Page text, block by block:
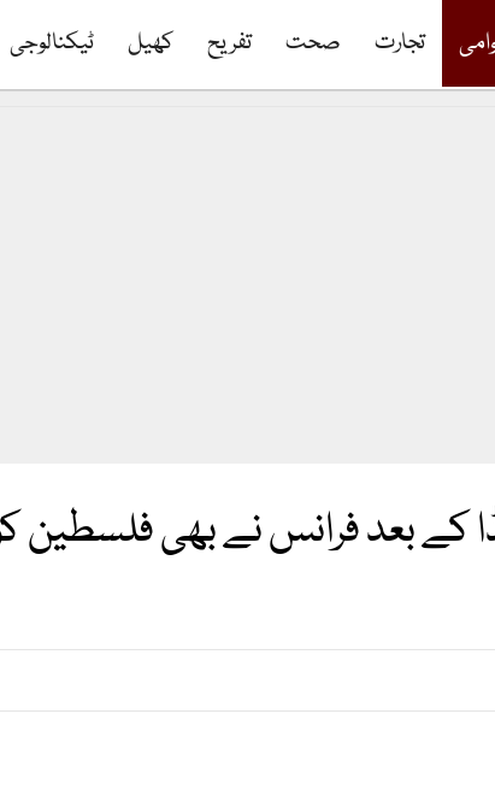
تجارت صحت تفریح کھیل ٹیکنالوجی
کے بعد فرانس نے بھی فلسطین